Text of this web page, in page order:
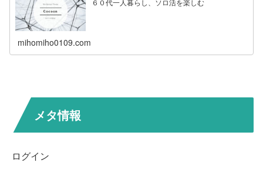
６０代一人暮らし、ソロ活を楽しむ
mihomiho0109.com
メタ情報
ログイン